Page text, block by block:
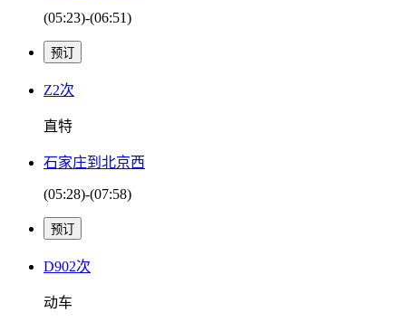
(05:23)-(06:51)
Z2次
直特
石家庄到北京西
(05:28)-(07:58)
D902次
动车